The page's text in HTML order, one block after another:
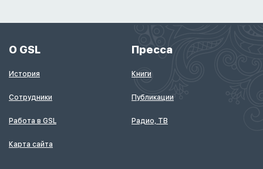
О GSL
История
Сотрудники
Работа в GSL
Карта сайта
Пресса
Книги
Публикации
Радио, ТВ